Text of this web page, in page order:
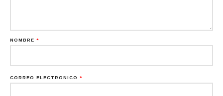
NOMBRE *
CORREO ELECTRÓNICO *